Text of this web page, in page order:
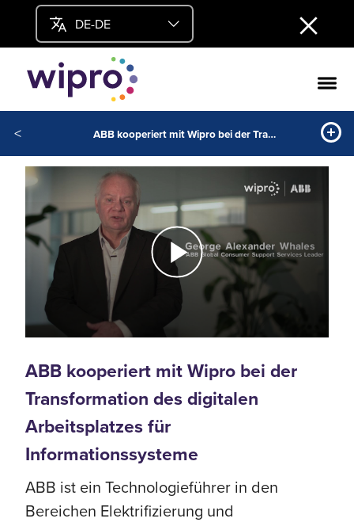
DE-DE
< ABB kooperiert mit Wipro bei der Transformation des digitalen Arbeitsplatzes für Informationssysteme
ABB kooperiert mit Wipro bei der
Transformation des digitalen
Arbeitsplatzes für
Informationssysteme
ABB ist ein Technologieführer in den
Bereichen Elektrifizierung und